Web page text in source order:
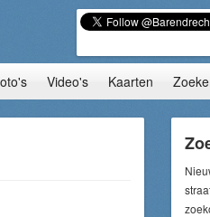
Video's Kaarten